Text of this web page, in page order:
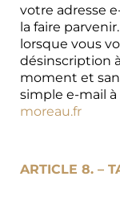
votre adresse
la faire
lorsque vous
désinscription
moment et
simple e-mail à
moreau.fr
ARTICLE 8. –